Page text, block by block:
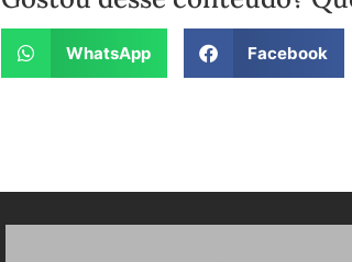
WhatsApp Facebook